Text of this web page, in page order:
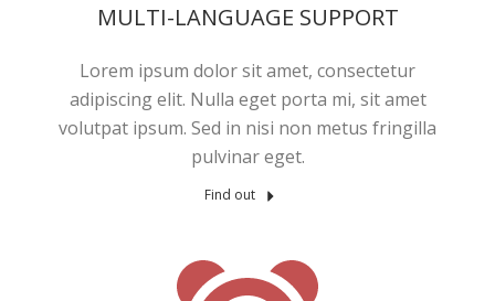
MULTI-LANGUAGE SUPPORT
Lorem ipsum dolor sit amet, consectetur
adipiscing elit. Nulla eget porta mi, sit amet
volutpat ipsum. Sed in nisi non metus fringilla
pulvinar eget.
Find out